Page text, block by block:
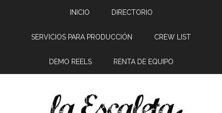
INICIO DIRECTORIO
SERVICIOS PARA PRODUCCIÓN CREW LIST
DEMO REELS RENTA DE EQUIPO